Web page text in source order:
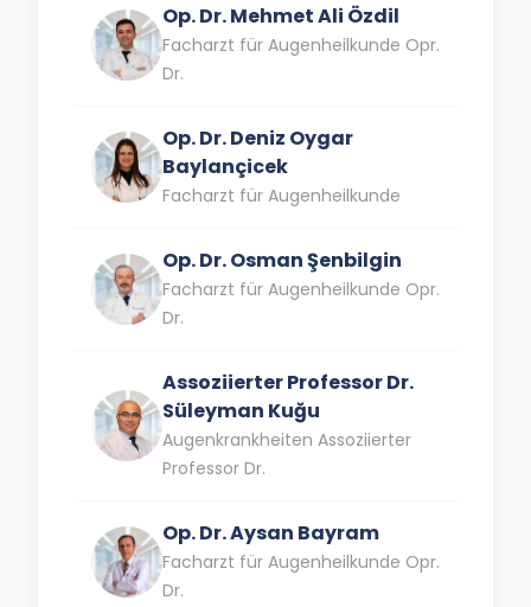
Op. Dr. Mehmet Ali Özdil
Facharzt für Augenheilkunde Opr.
Dr.
Op. Dr. Deniz Oygar
Baylançicek
Facharzt für Augenheilkunde
Op. Dr. Osman Şenbilgin
Facharzt für Augenheilkunde Opr.
Dr.
Assoziierter Professor Dr.
Süleyman Kuğu
Augenkrankheiten Assoziierter
Professor Dr.
Op. Dr. Aysan Bayram
Facharzt für Augenheilkunde Opr.
Dr.